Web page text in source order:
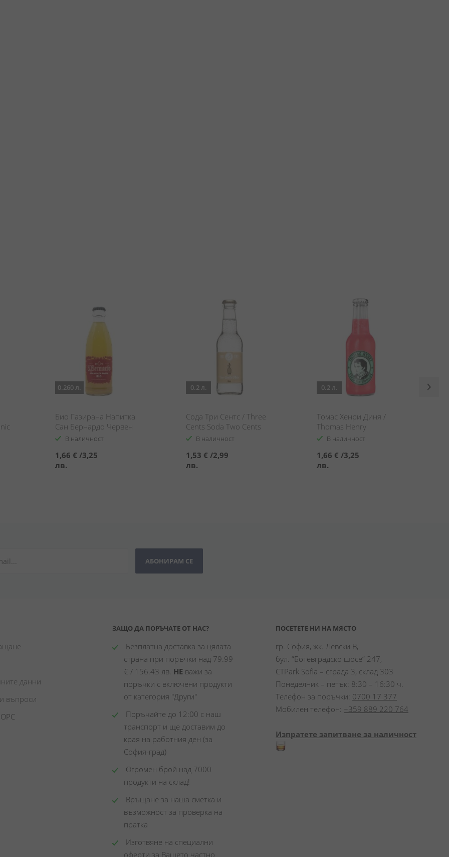
0.260 л.
Био Газирана Напитка
Сан Бернардо Червен
Портокал / San Bernardo
В наличност
1,66 € /3,25
лв.
0.2 л.
Сода Три Сентс / Three
Cents Soda Two Cents
PlainВ наличност
1,53 € /2,99
лв.
0.2 л.
Томас Хенри Диня /
Thomas Henry
Watermelon
В наличност
1,66 € /3,25
лв.
АБОНИРАМ СЕ
данни
въпроси
ЗАЩО ДА ПОРЪЧАТЕ ОТ НАС?
Безплатна доставка за цялата
страна при поръчки над 79.99
€ / 156.43 лв. НЕ важи за
поръчки с включени продукти
от категория "Други"
Поръчайте до 12:00 с наш
транспорт и ще доставим до
края на работния ден (за
София-град)
Огромен брой над 7000
продукти на склад!
Връщане за наша сметка и
възможност за проверка на
пратка
Изготвяне на специални
оферти за Вашето частно
ПОСЕТЕТЕ НИ НА МЯСТО
гр. София, жк. Левски В,
бул. “Ботевградско шосе” 247,
CTPark Sofia – сграда 3, склад 303
Понеделник – петък: 8:30 – 16:30 ч.
Телефон за поръчки: 0700 17 377
Мобилен телефон: +359 889 220 764
Изпратете запитване за наличност